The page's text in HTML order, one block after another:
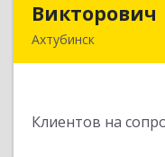
Викторович
Ахтубинск
Клиентов на